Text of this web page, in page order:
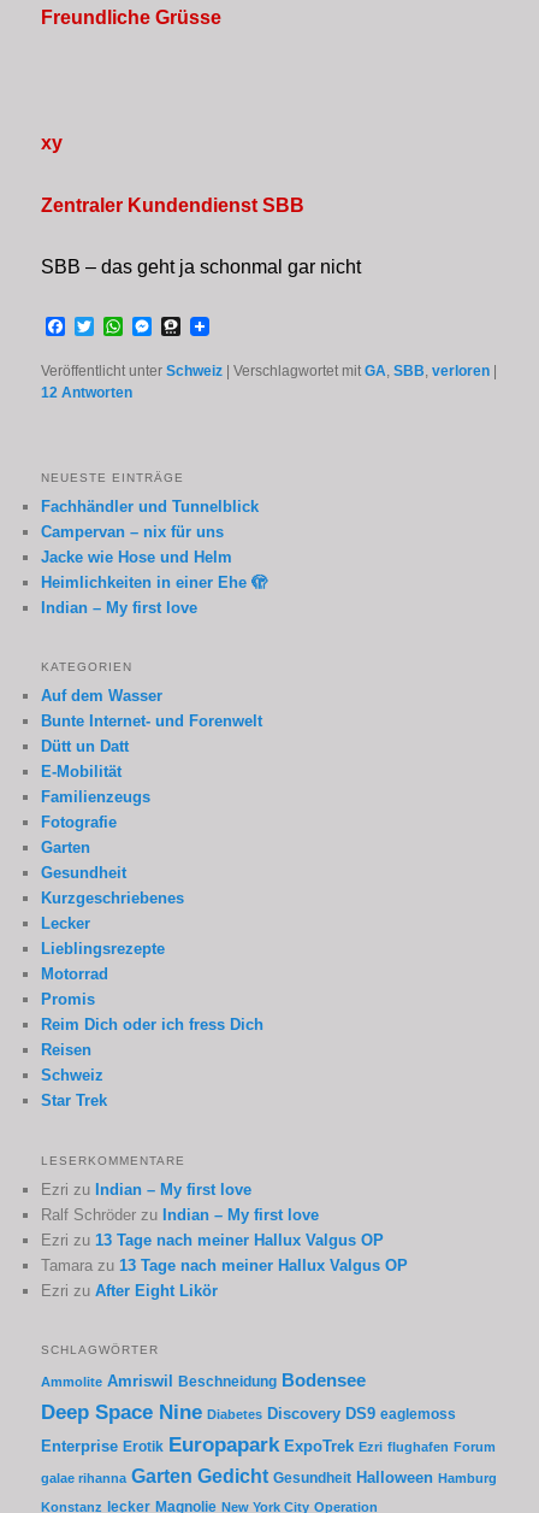
Freundliche Grüsse
xy
Zentraler Kundendienst SBB
SBB – das geht ja schonmal gar nicht
Facebook
TwitterWhatsApp
Messenger
Threema
Veröffentlicht unter Schweiz |Verschlagwortet mit GA,SBB,verloren
12 Antworten
NEUESTE EINTRÄGE
Fachhändler und Tunnelblick
Campervan – nix für uns
Jacke wie Hose und Helm
Heimlichkeiten in einer Ehe 🫣
Indian – My first love
KATEGORIEN
Auf dem Wasser
Bunte Internet- und Forenwelt
Dütt un Datt
E-Mobilität
Familienzeugs
Fotografie
Garten
Gesundheit
Kurzgeschriebenes
Lecker
Lieblingsrezepte
Motorrad
Promis
Reim Dich oder ich fress Dich
Reisen
Schweiz
Star Trek
LESERKOMMENTARE
Ezri zuIndian – My first love
Ralf Schröder zuIndian – My first love
Ezri zu 13 Tage nach meiner Hallux Valgus OP
Tamara zu 13 Tage nach meiner Hallux Valgus OP
Ezri zuAfter Eight Likör
SCHLAGWÖRTER
Ammolite Amriswil Beschneidung Bodensee
Deep Space Nine Diabetes Discovery DS9 eaglemoss
Enterprise Erotik Europapark ExpoTrek Ezri flughafen Forum
galae rihanna Garten Gedicht Gesundheit Halloween Hamburg
Konstanz lecker Magnolie New York City Operation